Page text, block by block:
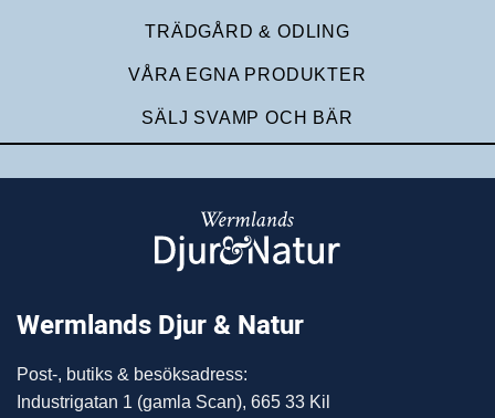
TRÄDGÅRD & ODLING
VÅRA EGNA PRODUKTER
SÄLJ SVAMP OCH BÄR
Wermlands Djur & Natur
Post-, butiks & besöksadress:
Industrigatan 1 (gamla Scan), 665 33 Kil